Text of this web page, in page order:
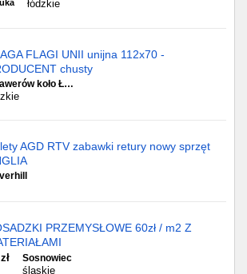
łódzkie
FLAGI UNII unijna 112x70 -
chusty
koło Ł…
AGD RTV zabawki retury nowy sprzęt
PRZEMYSŁOWE 60zł / m2 Z
Sosnowiec
śląskie